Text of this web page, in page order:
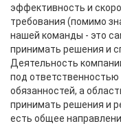
эффективность и
требования (помимо
нашей команды - это
принимать решения и
Деятельность
под ответственностью
обязанностей, а
принимать решения и
есть общее